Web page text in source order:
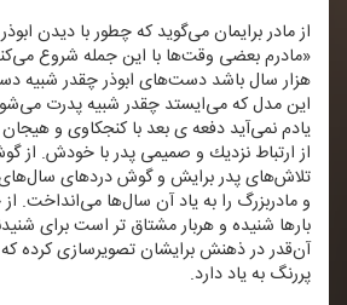
از مادر برایمان می‌گوید كه چطور با دیدن
«مادرم بعضی وقت‌ها با این جمله شروع
هزار سال باشد دست‌های ابوذر چقدر شبیه
این مدل كه می‌ایستد چقدر شبیه پدرت
یادم نمی‌آید دفعه‌‌‌ ی بعد با كنجكاوی و
از ارتباط نزدیك و صمیمی پدر با خودش. از
تلاش‌های پدر برایش و گوش دردهای سال‌های
و مادربزرگ را به یاد آن سال‌ها می‌انداخت. از
بارها شنیده و هربار مشتاق تر است برای
آن‌قدر در ذهنش برایشان تصویرسازی كرده
پررنگ به یاد دارد.